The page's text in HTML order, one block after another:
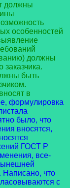
должны
особенностей
должны
быть
в
формулировка
было, что
вносятся,
ГОСТ Р
все-
что
с